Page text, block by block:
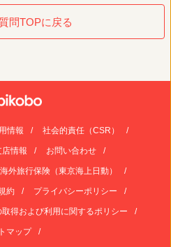
問TOPに戻る
情報 社会的責任（CSR）
店情報 お問い合わせ
海外旅行保険（東京海上日動）
約 プライバシーポリシー
得および利用に関するポリシー
マップ